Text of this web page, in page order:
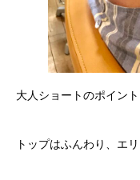
大人ショートのポイン
トップはふんわり、エ